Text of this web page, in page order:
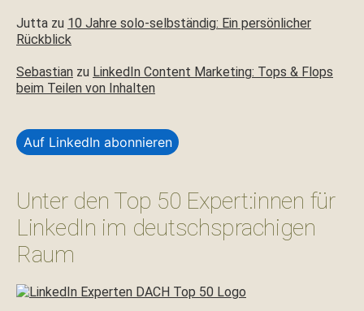
Jutta zu 10 Jahre solo-selbständig: Ein persönlicher
Rückblick
Sebastian zu LinkedIn Content Marketing: Tops & Flops
beim Teilen von Inhalten
Auf LinkedIn abonnieren
Unter den Top 50 Expert:innen für
LinkedIn im deutschsprachigen
Raum